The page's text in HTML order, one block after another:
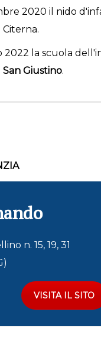
2020 il nido
2022 la scuola
San Giustino.
n. 15, 19, 31
VISITA IL SITO